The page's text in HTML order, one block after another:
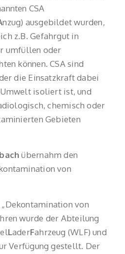
CSA
nzug) ausgebildet wurden,
z.B. Gefahrgut in
umfüllen oder
können. CSA sind
die Einsatzkraft dabei
isoliert ist, und
chemisch oder
Gebieten
übernahm den
von
von
wurde der Abteilung
LaderFahrzeug (WLF) und
Verfügung gestellt. Der